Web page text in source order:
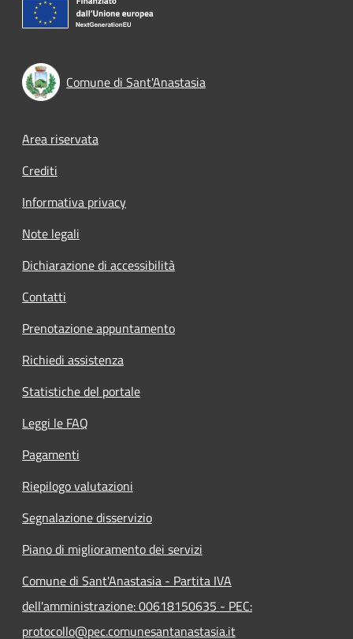
Comune di Sant'Anastasia
Footer menu
Area riservata
Crediti
Informativa privacy
Note legali
Dichiarazione di accessibilità
Contatti
Prenotazione appuntamento
Richiedi assistenza
Statistiche del portale
Leggi le FAQ
Pagamenti
Riepilogo valutazioni
Segnalazione disservizio
Piano di miglioramento dei servizi
Comune di Sant'Anastasia - Partita IVA
dell'amministrazione: 00618150635 - PEC:
protocollo@pec.comunesantanastasia.it